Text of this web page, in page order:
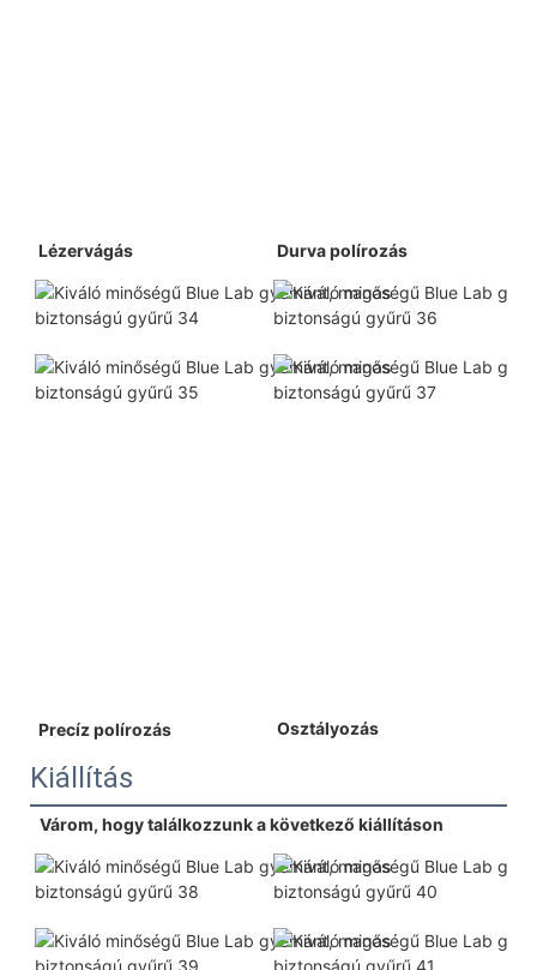
Lézervágás Durva polírozás
Precíz polírozás Osztályozás
Kiállítás
Várom, hogy találkozzunk a következő kiállításon